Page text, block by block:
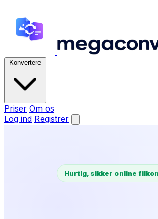
Konvertere
Priser Om os
Log ind Registrer
Hurtig, sikker online